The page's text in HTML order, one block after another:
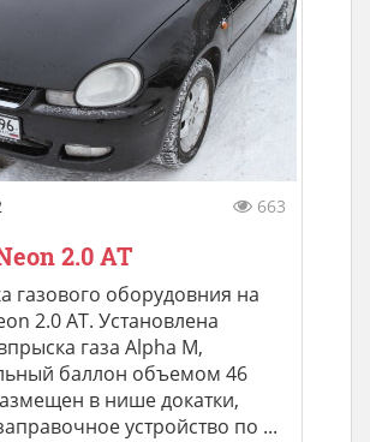
663
2.0 AT
газового оборудовния на
2.0 AT. Установлена
газа Alpha M,
баллон объемом 46
в нише докатки,
устройство по ...